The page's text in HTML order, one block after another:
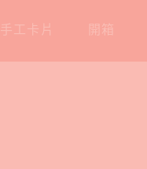
手工卡片 開箱